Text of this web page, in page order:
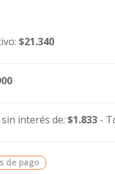
$21.340
interés de: $1.833-
de pago